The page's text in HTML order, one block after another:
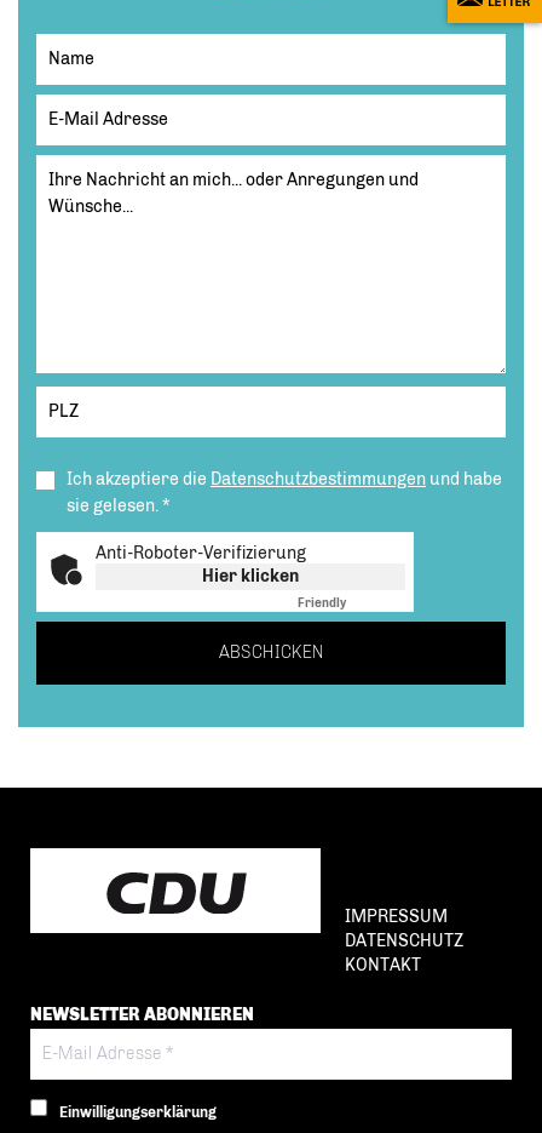
Ich akzeptiere die Datenschutzbestimmungen und habe
sie gelesen.*
Anti-Roboter-Verifizierung
Hier klicken
Friendly
ABSCHICKEN
IMPRESSUM
DATENSCHUTZ
KONTAKT
NEWSLETTER ABONNIEREN
Einwilligungserklärung